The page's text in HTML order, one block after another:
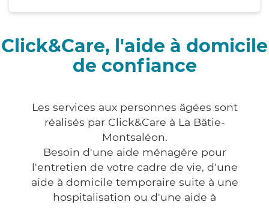
Click&Care, l'aide à domicile
de confiance
Les services aux personnes âgées sont
réalisés par Click&Care à La Bâtie-
Montsaléon.
Besoin d'une aide ménagère pour
l'entretien de votre cadre de vie, d'une
aide à domicile temporaire suite à une
hospitalisation ou d'une aide à